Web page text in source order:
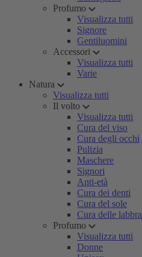
Profumo
Visualizza tutti
Signore
Gentiluomini
Accessori
Visualizza tutti
Varie
Natura
Visualizza tutti
Il volto
Visualizza tutti
Cura del viso
Cura degli occhi
Pulizia
Maschere
Signori
Anti-età
Cura dei denti
Cura del sole
Cura delle labbra
Profumo
Visualizza tutti
Donne